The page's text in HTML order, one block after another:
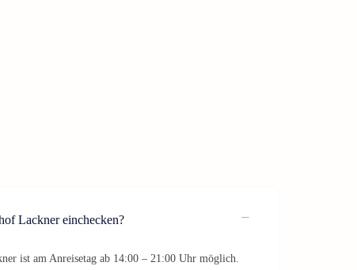
Lackner einchecken?
ist am Anreisetag ab 14:00 – 21:00 Uhr möglich.